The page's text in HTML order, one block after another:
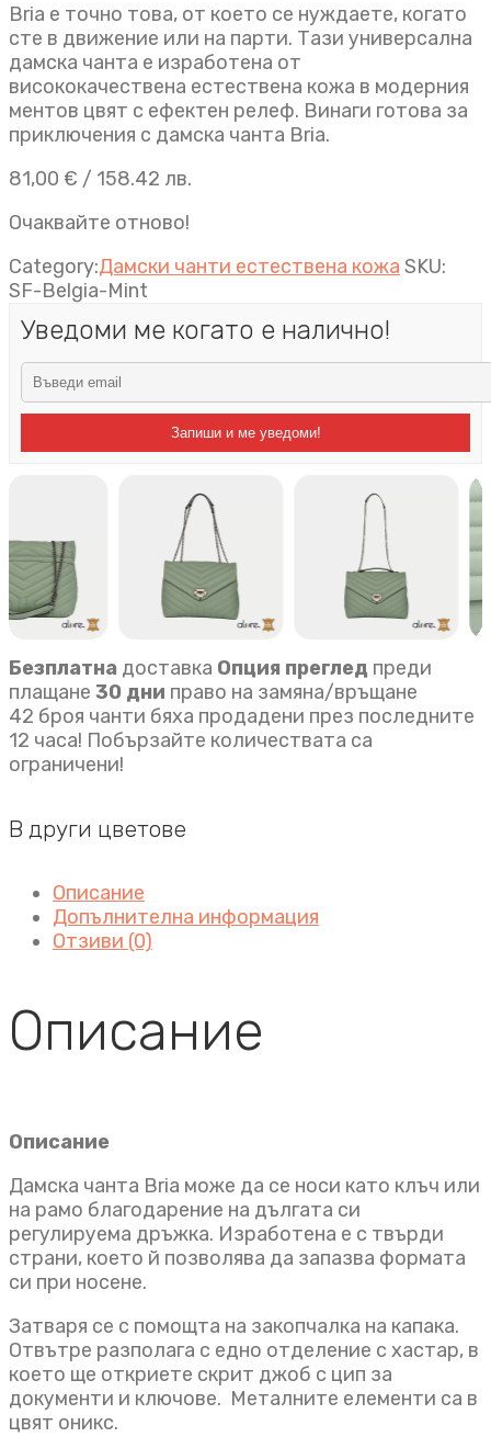
Bria е точно това, от което се нуждаете, когато
сте в движение или на парти. Тази универсална
дамска чанта e изработена от
висококачествена естествена кожа в модерния
ментов цвят с ефектен релеф. Винаги готова за
приключения с дамска чанта Bria.
81,00 € / 158.42 лв.
Очаквайте отново!
Category:Дамски чанти естествена кожа SKU:
SF-Belgia-Mint
Уведоми ме когато е налично!
Запиши и ме уведоми!
Безплатна доставка Опция преглед преди
плащане 30 дни право на замяна/връщане
42 броя чанти бяха продадени през последните
12 часа! Побързайте количествата са
ограничени!
В други цветове
Описание
Допълнителна информация
Отзиви (0)
Описание
Описание
Дамска чанта Bria може да се носи като клъч или
на рамо благодарение на дългата си
регулируема дръжка. Изработена е с твърди
страни, което й позволява да запазва формата
си при носене.
Затваря се с помощта на закопчалка на капака.
Отвътре разполага с едно отделение с хастар, в
което ще откриете скрит джоб с цип за
документи и ключове. Металните елементи са в
цвят оникс.